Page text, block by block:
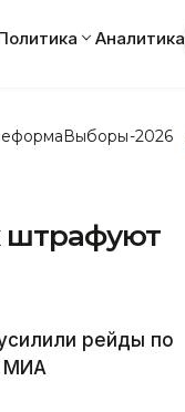
Аналитика
Выборы-2026
штрафуют
рейды по
МИА